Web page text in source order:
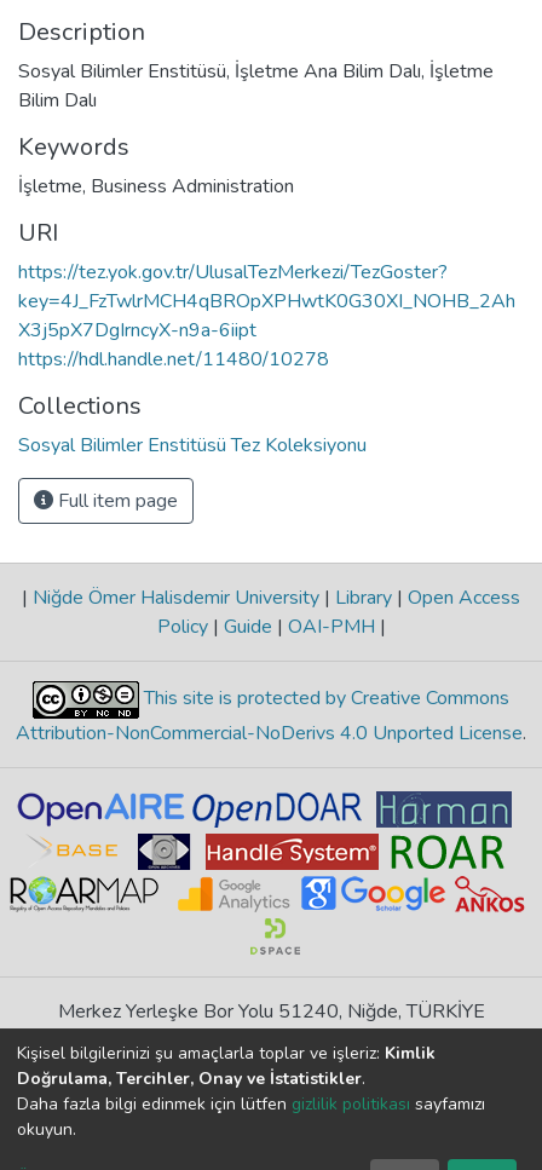
Description
Sosyal Bilimler Enstitüsü, İşletme Ana Bilim Dalı, İşletme
Bilim Dalı
Keywords
İşletme, Business Administration
URI
https://tez.yok.gov.tr/UlusalTezMerkezi/TezGoster?
key=4J_FzTwlrMCH4qBROpXPHwtK0G30XI_NOHB_2Ah
X3j5pX7DgIrncyX-n9a-6iipt
https://hdl.handle.net/11480/10278
Collections
Sosyal Bilimler Enstitüsü Tez Koleksiyonu
Full item page
| Niğde Ömer Halisdemir University | Library | Open Access
Policy | Guide | OAI-PMH |
This site is protected by Creative Commons
Attribution-NonCommercial-NoDerivs 4.0 Unported License.
Merkez Yerleşke Bor Yolu 51240, Niğde, TÜRKİYE
If you find any errors in content please report us
DSpace 7.6.1, Powered byİdeal DSpace
Kişisel bilgilerinizi şu amaçlarla toplar ve işleriz: Kimlik
Doğrulama, Tercihler, Onay ve İstatistikler.
Daha fazla bilgi edinmek için lütfen gizlilik politikası sayfamızı
okuyun.